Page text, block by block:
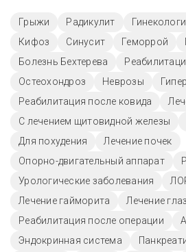
Грыжи Радикулит
Кифоз
Синусит Геморрой
Болезнь Бехтерева
Остеохондроз
Неврозы
Реабилитация после ковида
С лечением щитовидной железы
Для похудения
Лечение почек
Опорно-двигательный аппарат
Урологические заболевания
Лечение гайморита
Лечение глаз
Реабилитация после операции
Эндокринная система